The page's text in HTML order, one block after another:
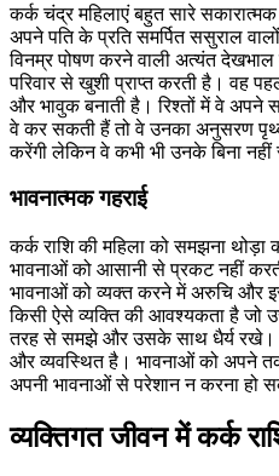
कर्क चंद्र महिलाएं बहुत सारे
अपने पति के प्रति समर्पित ससुराल
विनम्र पोषण करने वाली अत्यंत
परिवार से खुशी प्राप्त करती है। वह
और भावुक बनाती है। रिश्तों में वे अपने
वे कर सकती हैं तो वे उनका अनुसरण
करेंगी लेकिन वे कभी भी उनके बिना नहीं
भावनात्मक गहराई
कर्क राशि की महिला को समझना
भावनाओं को आसानी से प्रकट नहीं
भावनाओं को व्यक्त करने में अरुचि और
किसी ऐसे व्यक्ति की आवश्यकता है जो
तरह से समझे और उसके साथ धैर्य रखे।
और व्यवस्थित है। भावनाओं को अपने
अपनी भावनाओं से परेशान न करना हो
व्यक्तिगत जीवन में कर्क